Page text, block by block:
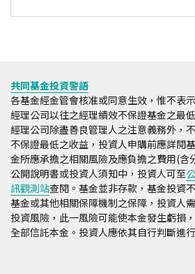
共同基金投資警語
各基金經金管會核准或同意生效，惟不表
經理公司以往之經理績效不保證基金之最
經理公司除盡善良管理人之注意義務外，
不保證最低之收益，投資人申購前應詳閱
金所應承擔之相關風險及應負擔之費用(含
公開說明書或投資人須知中，投資人可至
訊觀測站查閱。基金並非存款，基金投資
基金或其他相關保障機制之保障，投資人
投資風險，此一風險可能使本金發生虧損
全部信託本金。投資人應依其自行判斷進